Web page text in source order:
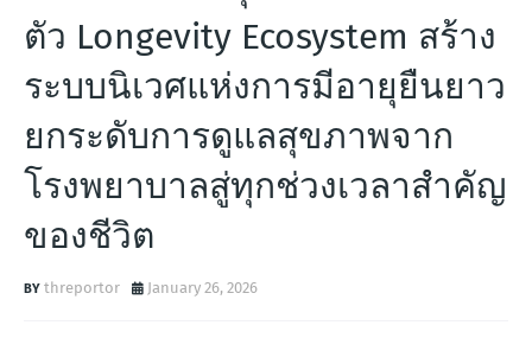
ตัว Longevity Ecosystem สร้าง
ระบบนิเวศแห่งการมีอายุยืนยาว
ยกระดับการดูแลสุขภาพจาก
โรงพยาบาลสู่ทุกช่วงเวลาสำคัญ
ของชีวิต
threportor January 26, 2026